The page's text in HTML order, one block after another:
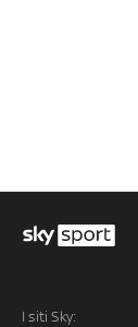
I siti Sky: